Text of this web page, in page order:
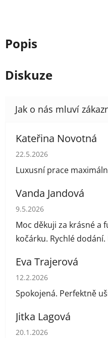
Popis
Diskuze
Kateřina Novotná
Hodnocení obchodu je 5
22.5.2026
Luxusní prace
Vanda Jandová
Hodnocení obchodu je 5
9.5.2026
Moc děkuji za krásné a
kočárku. Rychlé
Eva Trajerová
Hodnocení obchodu je 5
12.2.2026
Spokojená. Perfektně
Jitka Lagová
Hodnocení obchodu je 5
20.1.2026